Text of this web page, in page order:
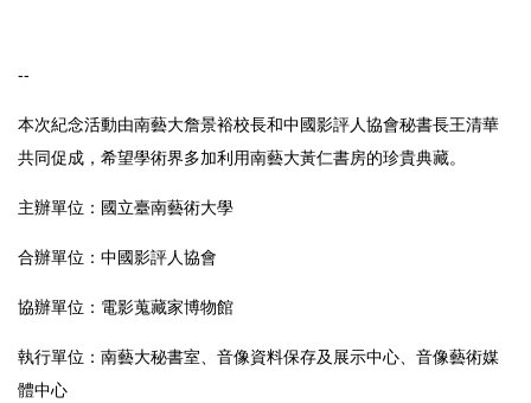
--
本次紀念活動由南藝大詹景裕校長和中國影評人協會秘書長王清華
共同促成，希望學術界多加利用南藝大黃仁書房的珍貴典藏。
主辦單位：國立臺南藝術大學
合辦單位：中國影評人協會
協辦單位：電影蒐藏家博物館
執行單位：南藝大秘書室、音像資料保存及展示中心、音像藝術媒
體中心